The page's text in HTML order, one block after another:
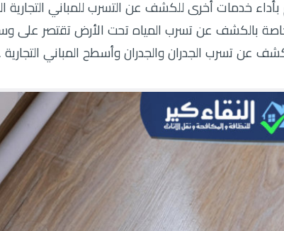
بأداء خدمات أخرى للكشف عن التسرب للمباني
بالكشف عن تسرب المياه تحت الأرض تقتصر على
عن تسرب الجدران والجدران وأسطح المباني التجارية